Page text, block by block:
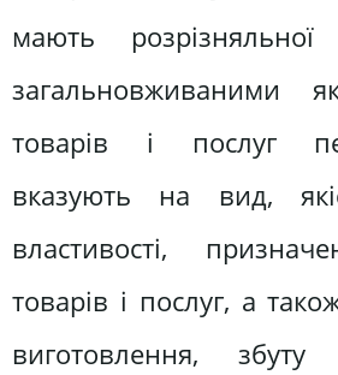
мають
загальновживаними
товарів і послуг
вказують на вид,
властивості,
товарів і послуг, а
виготовлення,